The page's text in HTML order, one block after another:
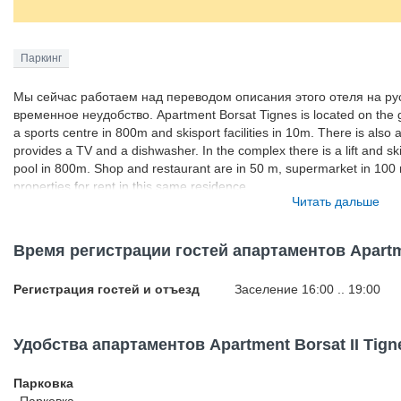
Паркинг
Мы сейчас работаем над переводом описания этого отеля на
временное неудобство. Apartment Borsat Tignes is located on
a sports centre in 800m and skisport facilities in 10m. There is also
provides a TV and a dishwasher. In the complex there is a lift and
pool in 800m. Shop and restaurant are in 50 m, supermarket in
properties for rent in this same residence.
Читать дальше
Время регистрации гостей апартаментов
Регистрация гостей и отъезд Заселение 16:00 .. 19:00
Удобства апартаментов Apartment Borsat II
Парковка